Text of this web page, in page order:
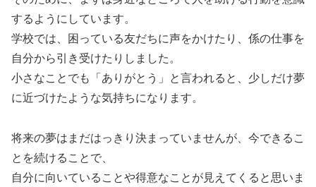
するようにしています。
学校では、困っている友だちに声をかけたり、係の仕事を
自分から引き受けたりしました。
小さなことでも「ありがとう」と言われると、少しだけ夢
に近づけたような気持ちになります。
将来の夢はまだはっきり決まっていませんが、今できるこ
とを続けることで、
自分に向いていることや得意なことが見えてくると思いま